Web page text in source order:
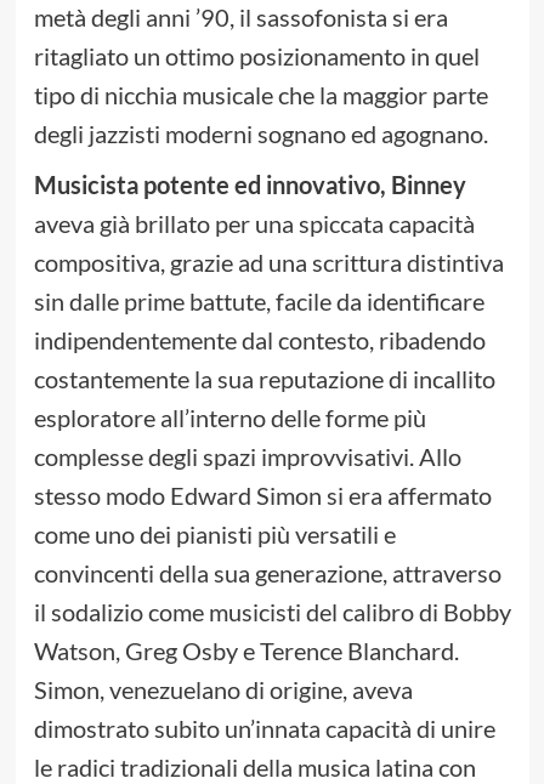
metà degli anni ’90, il sassofonista si era
ritagliato un ottimo posizionamento in quel
tipo di nicchia musicale che la maggior parte
degli jazzisti moderni sognano ed agognano.
Musicista potente ed innovativo, Binney
aveva già brillato per una spiccata capacità
compositiva, grazie ad una scrittura distintiva
sin dalle prime battute, facile da identificare
indipendentemente dal contesto, ribadendo
costantemente la sua reputazione di incallito
esploratore all’interno delle forme più
complesse degli spazi improvvisativi. Allo
stesso modo Edward Simon si era affermato
come uno dei pianisti più versatili e
convincenti della sua generazione, attraverso
il sodalizio come musicisti del calibro di Bobby
Watson, Greg Osby e Terence Blanchard.
Simon, venezuelano di origine, aveva
dimostrato subito un’innata capacità di unire
le radici tradizionali della musica latina con